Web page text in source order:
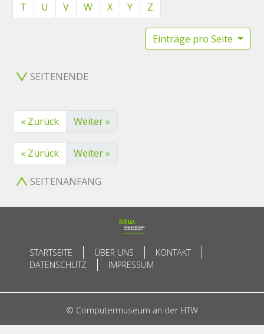
T
U V W X Y Z
Einträge pro Seite
SEITENENDE
« Zurück Weiter »
« Zurück Weiter »
SEITENANFANG
STARTSEITE ÜBER UNS
KONTAKT
DATENSCHUTZ
IMPRESSUM
© Computermuseum an der HTW